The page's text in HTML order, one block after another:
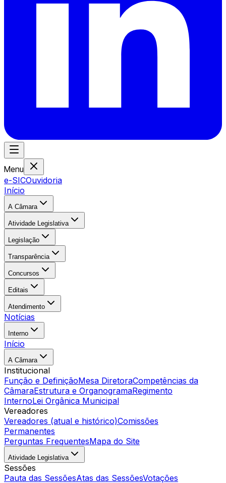
Menu
e-SICOuvidoria
Início
A Câmara
Atividade Legislativa
Legislação
Transparência
Concursos
Editais
Atendimento
Notícias
Interno
Início
A Câmara
Institucional
Função e DefiniçãoMesa DiretoraCompetências da
CâmaraEstrutura e OrganogramaRegimento
InternoLei Orgânica Municipal
Vereadores
Vereadores (atual e histórico)Comissões
Permanentes
Perguntas FrequentesMapa do Site
Atividade Legislativa
Sessões
Pauta das SessõesAtas das SessõesVotações